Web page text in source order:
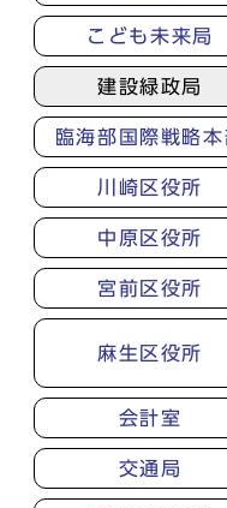
こども未来局
建設緑政局
臨海部国際戦略本
川崎区役所
中原区役所
宮前区役所
麻生区役所
会計室
交通局